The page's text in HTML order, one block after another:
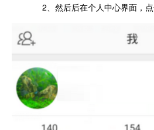
2、然后后在个人中心界面，点